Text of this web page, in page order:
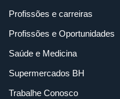
Profissões e carreiras
Profissões e Oportunidades
Saúde e Medicina
Supermercados BH
Trabalhe Conosco